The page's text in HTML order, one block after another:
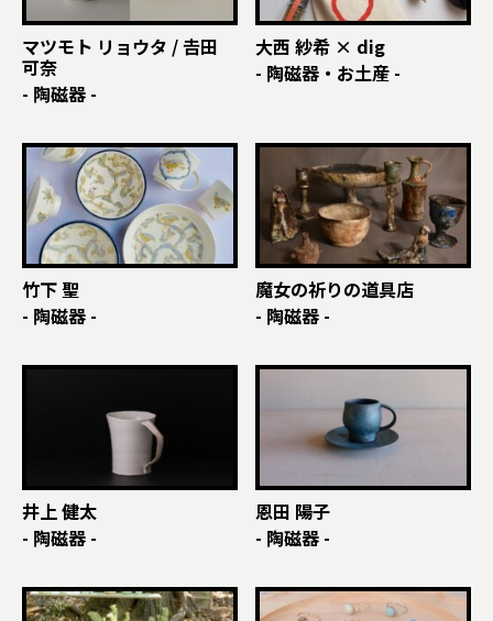
マツモト リョウタ / 𠮷田
可奈
- 陶磁器 -
大西 紗希 × dig
- 陶磁器・お土産 -
竹下 聖
- 陶磁器 -
魔女の祈りの道具店
- 陶磁器 -
井上 健太
- 陶磁器 -
恩田 陽子
- 陶磁器 -